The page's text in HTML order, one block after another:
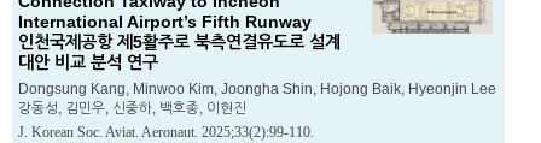
International Airport’s Fifth Runway
인천국제공항 제5활주로 북측연결유도로 설계
대안 비교 분석 연구
Dongsung Kang, Minwoo Kim, Joongha Shin, Hojong Baik, Hyeonjin Lee
강동성, 김민우, 신중하, 백호종, 이현진
J. Korean Soc. Aviat. Aeronaut. 2025;33(2):99-110.